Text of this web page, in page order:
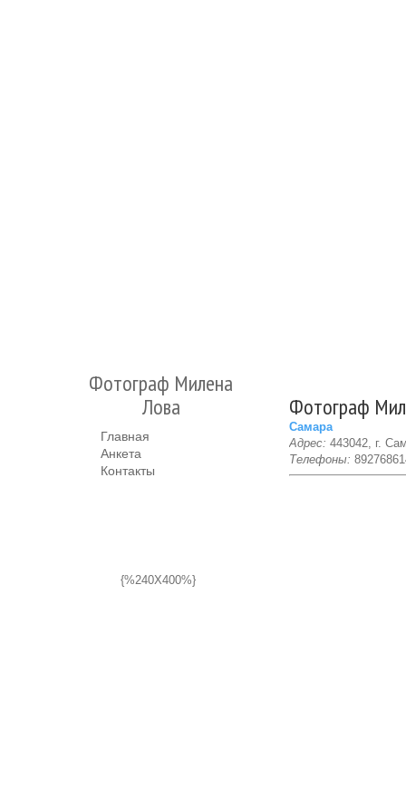
Фотограф Милена
Лова
Главная
Анкета
Контакты
{%240X400%}
Фотограф
Самара
Адрес: 443042, г.
Телефоны: